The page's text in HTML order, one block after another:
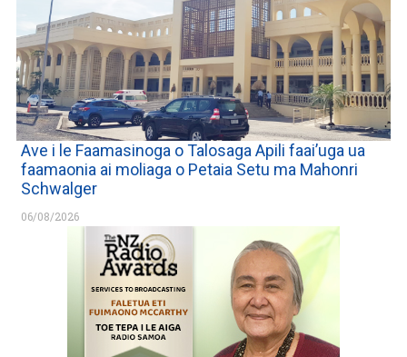
Ave i le Faamasinoga o Talosaga Apili faai’uga ua
faamaonia ai moliaga o Petaia Setu ma Mahonri
Schwalger
06/08/2026